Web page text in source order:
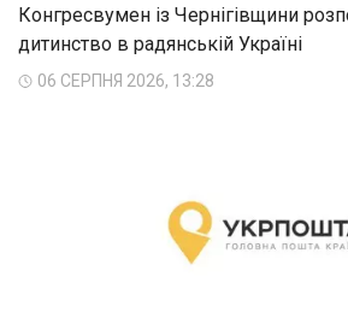
Конгресвумен із Чернігівщини
дитинство в радянській Україні
06 СЕРПНЯ 2026, 13:28